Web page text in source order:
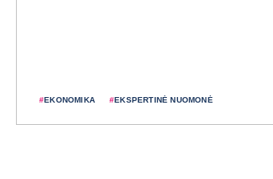
#EKONOMIKA #EKSPERTINĖ NUOMONĖ